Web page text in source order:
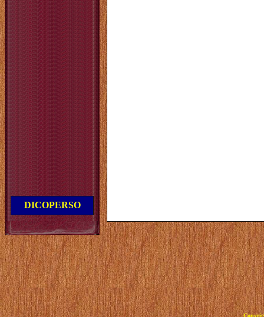
DICOPERSO